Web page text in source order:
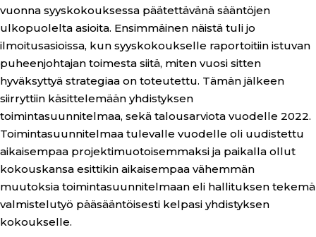
vuonna syyskokouksessa päätettävänä sääntöjen
ulkopuolelta asioita. Ensimmäinen näistä tuli jo
ilmoitusasioissa, kun syyskokoukselle raportoitiin istuvan
puheenjohtajan toimesta siitä, miten vuosi sitten
hyväksyttyä strategiaa on toteutettu. Tämän jälkeen
siirryttiin käsittelemään yhdistyksen
toimintasuunnitelmaa, sekä talousarviota vuodelle 2022.
Toimintasuunnitelmaa tulevalle vuodelle oli uudistettu
aikaisempaa projektimuotoisemmaksi ja paikalla ollut
kokouskansa esittikin aikaisempaa vähemmän
muutoksia toimintasuunnitelmaan eli hallituksen tekemä
valmistelutyö pääsääntöisesti kelpasi yhdistyksen
kokoukselle.